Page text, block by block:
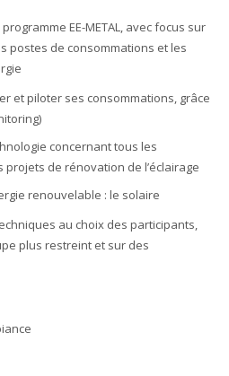
EE-METAL, avec focus sur
postes de consommations et les
et piloter ses consommations, grâce
concernant tous les
projets de rénovation de l’éclairage
renouvelable : le solaire
au choix des participants,
plus restreint et sur des